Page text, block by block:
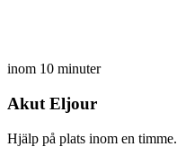
inom 10 minuter
Akut Eljour
Hjälp på plats inom en timme.